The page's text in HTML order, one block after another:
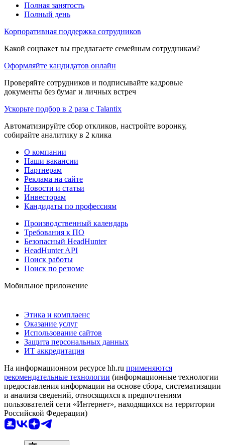
Полная занятость
Полный день
Корпоративная поддержка сотрудников
Какой соцпакет вы предлагаете семейным сотрудникам?
Оформляйте кандидатов онлайн
Проверяйте сотрудников и подписывайте кадровые
документы без бумаг и личных встреч
Ускорьте подбор в 2 раза с Talantix
Автоматизируйте сбор откликов, настройте воронку,
собирайте аналитику в 2 клика
О компании
Наши вакансии
Партнерам
Реклама на сайте
Новости и статьи
Инвесторам
Кандидаты по профессиям
Производственный календарь
Требования к ПО
Безопасный HeadHunter
HeadHunter API
Поиск работы
Поиск по резюме
Мобильное приложение
Этика и комплаенс
Оказание услуг
Использование сайтов
Защита персональных данных
ИТ аккредитация
На информационном ресурсе hh.ru применяются
рекомендательные технологии (информационные технологии
предоставления информации на основе сбора, систематизации
и анализа сведений, относящихся к предпочтениям
пользователей сети «Интернет», находящихся на территории
Российской Федерации)